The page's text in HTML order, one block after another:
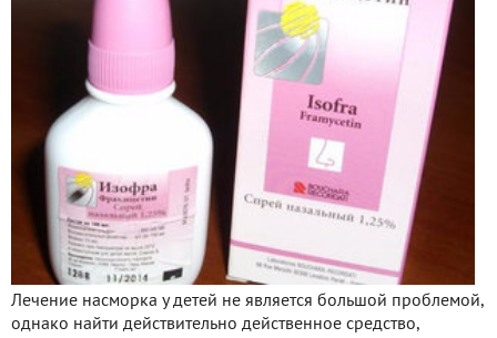
Лечение насморка у детей не является большой проблемой,
однако найти действительно действенное средство,